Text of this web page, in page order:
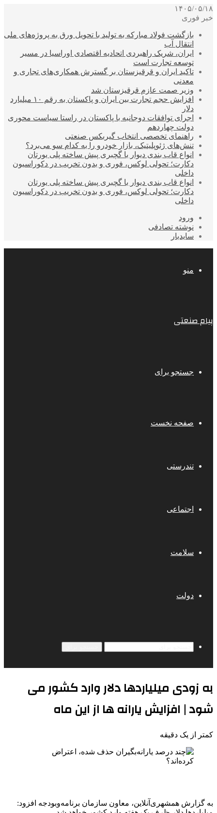
۱۴۰۵/۰۵/۱۸
خبر فوری
بازگشت فولاد مبارکه به تولید با تحویل ورق به پروژه‌های ملی
انتقال آب
ایران، شریک راهبردی اتحادیه اقتصادی اوراسیا در مسیر
توسعه تجارت است
تاکید ایران و قرقیزستان بر گسترش همکاری‌های تجاری و
معدنی
وزیر صمت عازم قرقیزستان شد
افزایش حجم تجارت بین ایران و پاکستان به رقم ۱۰ میلیارد
دلار
اجرای توافقات دوجانبه با پاکستان در راستا سیاست محوری
دولت چهاردهم
راهنمای تخصصی انتخاب گیربکس صنعتی
تنش‌های ژئوپلیتیک، بازار خودرو را به کدام سو می‌برد؟
انواع قاب بندی دیوار با گچبری پیش ساخته پلی یورتان
دکارت؛ تحولی لوکس، فوری و بدون تخریب در دکوراسیون
داخلی
انواع قاب بندی دیوار با گچبری پیش ساخته پلی یورتان
دکارت؛ تحولی لوکس، فوری و بدون تخریب در دکوراسیون
داخلی
ورود
نوشته تصادفی
سایدبار
منو
پیام صنعتی
جستجو برای
صفحه نخست
تندرستی
اجتماعی
سلامت
دولت
به زودی میلیاردها دلار وارد کشور می
شود | افزایش یارانه ها از این ماه
کمتر از یک دقیقه
به گزارش همشهری‌آنلاین، معاون سازمان برنامه‌وبودجه افزود: